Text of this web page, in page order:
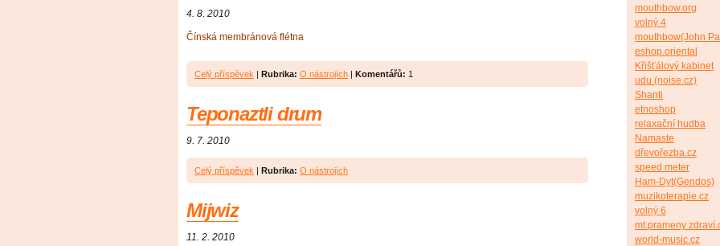
4. 8. 2010
Čínská membránová flétna
Celý příspěvek | Rubrika: O nástrojích | Komentářů: 1
Teponaztli drum
9. 7. 2010
Celý příspěvek | Rubrika: O nástrojích
Mijwiz
11. 2. 2010
mouthbow.org
volný 4
mouthbow(John
eshop.oriental
Křišťálový kabinet
udu (noise.cz)
Shanti
etnoshop
relaxační hudba
Namaste
dřevořezba.cz
speed meter
Ham-Dyt(Gendos)
muzikoterapie.cz
volný 6
mt.prameny
world-music.cz